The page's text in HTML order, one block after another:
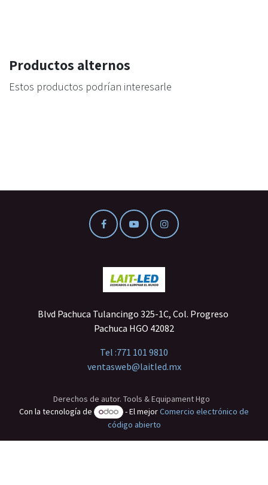
Productos alternos
Estos productos podrían interesarle
Blvd Pachuca Tulancingo 325-1C, Col. Progreso
Pachuca HGO 42082
Tel :771 101 9810
ventasweb@laitled.mx
Derechos de autor. Tools & Equipament Hgo
Con la tecnología de
- El mejorComercio electrónico de
código abierto